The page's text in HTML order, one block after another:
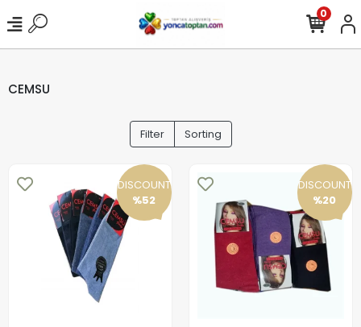
0
CEMSU
Filter Sorting
DISCOUNT
%52
DISCOUNT
%20